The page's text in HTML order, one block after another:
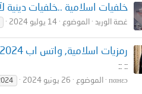
خلفيات اسلامية ..خلفيات دينية
غصة الوريد الموضوع 14 يوليو 2024
رمزيات اسلامية, واتس اب 2024
:: ::
пαнεɔ الموضوع 26 يونيو 2024